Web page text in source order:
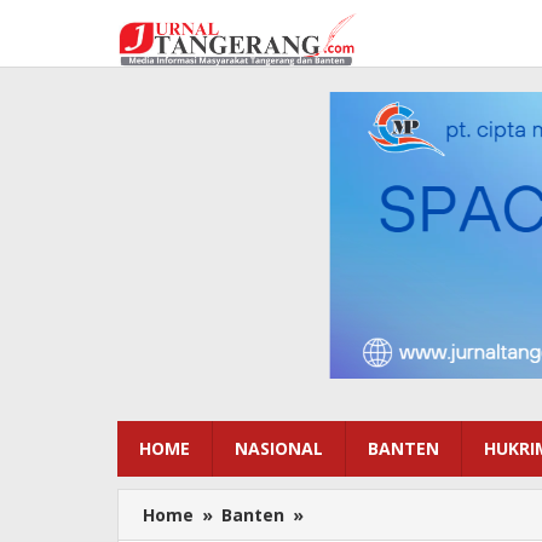
konten
HOME NASIONAL BANTEN
Home » Banten »